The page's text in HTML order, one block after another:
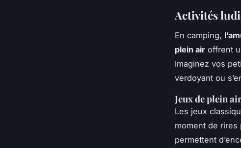
Activités
En camping,
plein air offrent
Imaginez vos
verdoyant ou
Jeux de plein
Les jeux
moment de rires
permettent